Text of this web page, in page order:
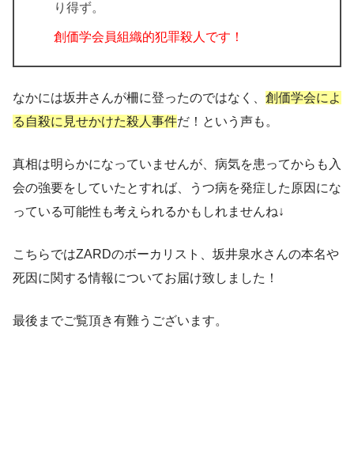
り得ず。
創価学会員組織的犯罪殺人です！
なかには坂井さんが柵に登ったのではなく、 創価学会によ
る自殺に見せかけた殺人事件だ！という声も。
真相は明らかになっていませんが、病気を患ってからも入
会の強要をしていたとすれば、
うつ病を発症した原因にな
っている可能性 も考えられるかもしれませんね↓
こちらではZARDのボーカリスト、 坂井泉水さんの本名や
死因に関する情報についてお届け致しました！
最後までご覧頂き有難うございます。